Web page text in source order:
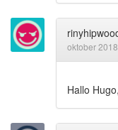
oktober 2018
Hallo